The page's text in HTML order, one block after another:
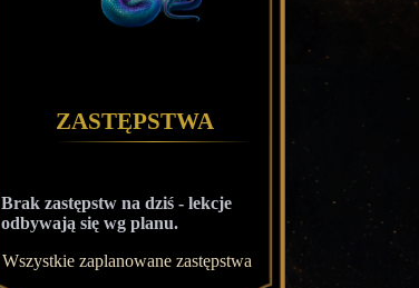
Zastępstwa
Brak zastępstw na dziś - lekcje
odbywają się wg planu.
Wszystkie zaplanowane zastępstwa